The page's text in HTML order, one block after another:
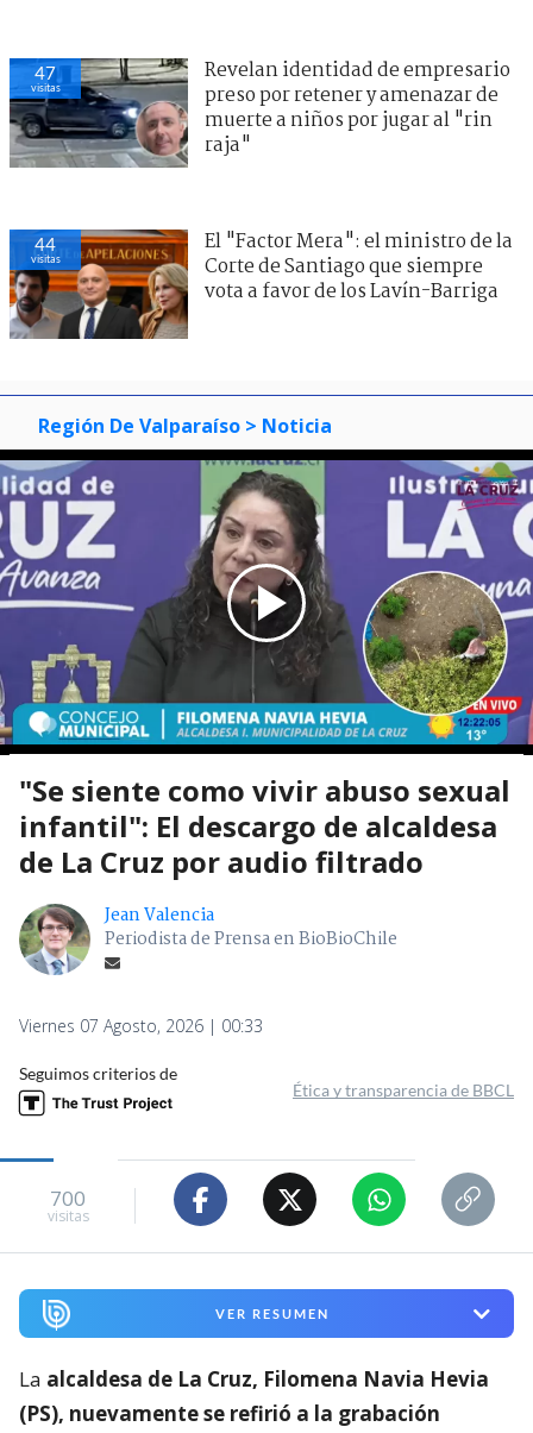
47
visitas
Revelan identidad de empresario
preso por retener y amenazar de
muerte a niños por jugar al "rin
raja"
44
visitas
El "Factor Mera": el ministro de la
Corte de Santiago que siempre
vota a favor de los Lavín-Barriga
Región De Valparaíso > Noticia
"Se siente como vivir abuso sexual
infantil": El descargo de alcaldesa
de La Cruz por audio filtrado
Jean Valencia
Periodista de Prensa en BioBioChile
Viernes 07 Agosto, 2026 | 00:33
Seguimos criterios de
Ética y transparencia de BBCL
700
visitas
VER RESUMEN
La alcaldesa de La Cruz, Filomena Navia Hevia
(PS), nuevamente se refirió a la grabación